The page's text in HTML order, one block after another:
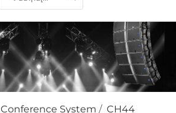
Conference System / CH44